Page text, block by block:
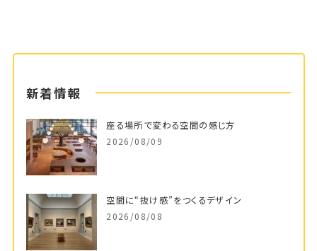
新着情報
座る場所で変わる空間の感じ方
2026/08/09
空間に“抜け感”をつくるデザイン
2026/08/08